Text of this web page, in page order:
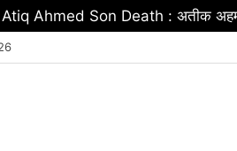
Atiq Ahmed Son Death : अतीक अहमद